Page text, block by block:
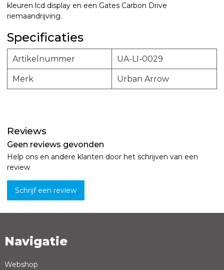
kleuren lcd display en een Gates Carbon Drive
riemaandrijving.
Specificaties
Artikelnummer UA-LI-0029
Merk Urban Arrow
Reviews
Geen reviews gevonden
Help ons en andere klanten door het schrijven van een
review
Schrijf een review
Naam *
Navigatie
Webshop